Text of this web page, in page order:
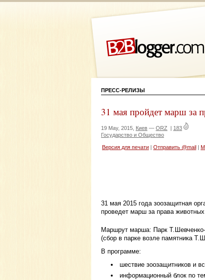
ПРЕСС-РЕЛИЗЫ
31 мая пройдет марш за
19 May, 2015, Киев — ORZ | 183
Государство и Общество
Версия для печати Отправить @mail
31 мая 2015 года зоозащитная
проведет марш за права
Маршрут марша: Парк
(сбор в парке возле памятника
В программе:
шествие зоозащитников и
информационный блок по